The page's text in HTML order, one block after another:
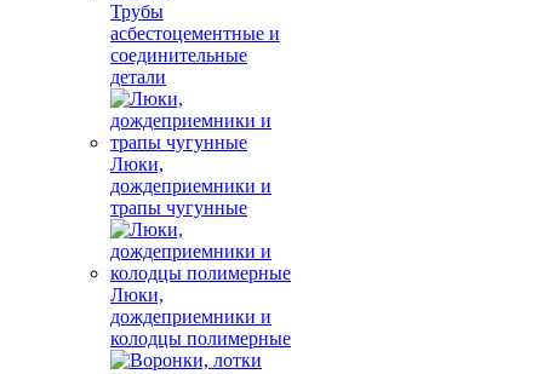
Трубы
асбестоцементные и
соединительные
детали
Люки,
дождеприемники и
трапы чугунные
Люки,
дождеприемники и
колодцы полимерные